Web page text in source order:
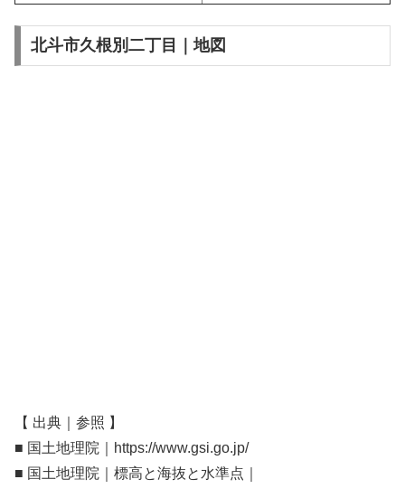
北斗市久根別二丁目｜地図
【 出典｜参照 】
■ 国土地理院｜https://www.gsi.go.jp/
■ 国土地理院｜標高と海抜と水準点｜